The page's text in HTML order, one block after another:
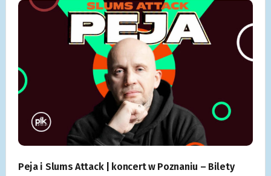
Peja i Slums Attack | koncert w Poznaniu – Bilety